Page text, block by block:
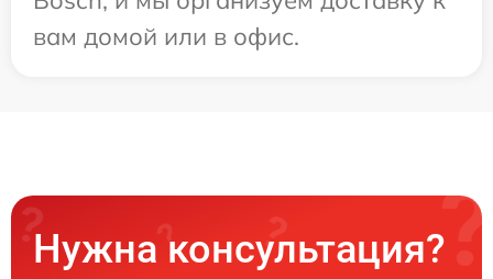
вам домой или в офис.
Нужна консультация?